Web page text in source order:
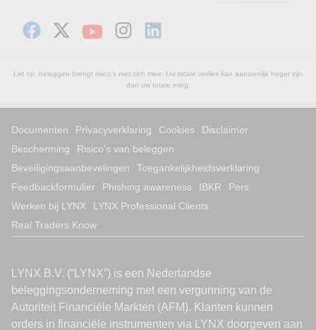
Let op: beleggen brengt risico's met zich mee. Uw totale verlies kan aanzienlijk hoger zijn
dan uw totale inleg.
Documenten Privacyverklaring Cookies
Disclaimer
Bescherming
Risico’s van beleggen
Beveiligingsaanbevelingen
Toegankelijkheidsverklaring
Feedbackformulier
Phishing awareness IBKR
Pers
Werken bij LYNX
LYNX Professional Clients
Real Traders Know